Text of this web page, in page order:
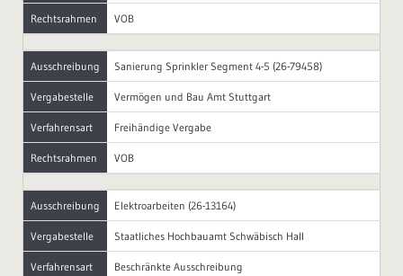
Rechtsrahmen VOB
Ausschreibung Sanierung Sprinkler Segment 4-5 (26-79458)
Vergabestelle Vermögen und Bau Amt Stuttgart
Verfahrensart Freihändige Vergabe
Rechtsrahmen VOB
Ausschreibung Elektroarbeiten (26-13164)
Vergabestelle Staatliches Hochbauamt Schwäbisch Hall
Verfahrensart Beschränkte Ausschreibung